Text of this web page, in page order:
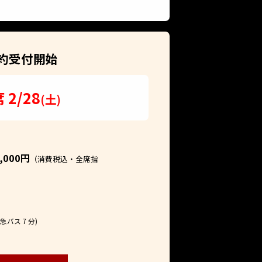
受付開始
2/28(土)
円 （消費税込・全席指
バス 7 分)